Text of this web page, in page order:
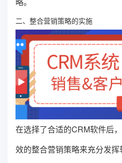
二、整合营销策略的实施
在选择了合适的CRM软件后
效的整合营销策略来充分发